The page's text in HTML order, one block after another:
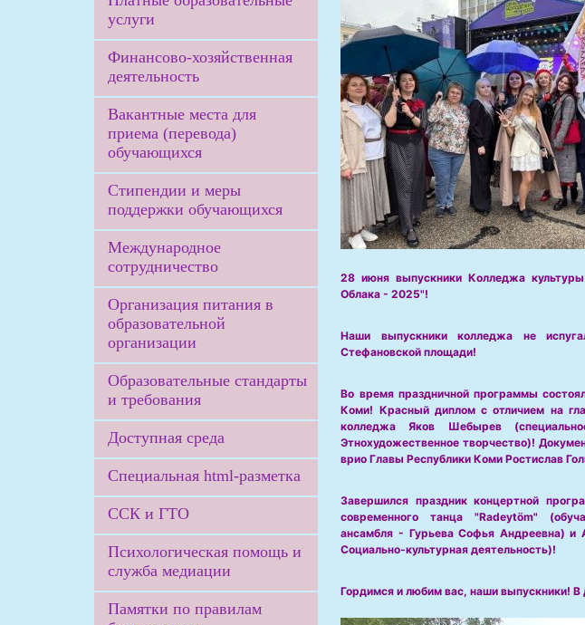
услуги
Финансово-хозяйственная
деятельность
Вакантные места для
приема (перевода)
обучающихся
Стипендии и меры
поддержки обучающихся
Международное
сотрудничество
Организация питания в
образовательной
организации
Образовательные стандарты
и требования
Доступная среда
Специальная html-разметка
ССК и ГТО
Психологическая помощь и
служба медиации
Памятки по правилам
28 июня выпускники Колледжа культуры
Облака - 2025"!
Наши выпускники колледжа не
Стефановской площади!
Во время праздничной программы
Коми! Красный диплом с отличием на
колледжа Яков Шебырев
Этнохудожественное творчество)!
врио Главы Республики Коми Ростислав
Завершился праздник концертной
современного танца "Radeytöm"
ансамбля - Гурьева Софья Андреевна) и
Социально-культурная деятельность)!
Гордимся и любим вас, наши выпускники!